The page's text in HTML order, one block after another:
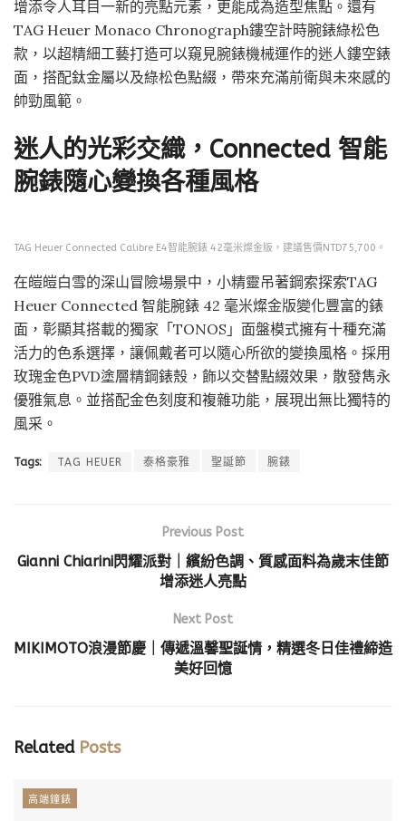
增添令人耳目一新的亮點元素，更能成為造型焦點。還有
TAG Heuer Monaco Chronograph鏤空計時腕錶綠松色
款，以超精細工藝打造可以窺見腕錶機械運作的迷人鏤空錶
面，搭配鈦金屬以及綠松色點綴，帶來充滿前衛與未來感的
帥勁風範。
迷人的光彩交織，Connected 智能
腕錶隨心變換各種風格
TAG Heuer Connected Calibre E4智能腕錶 42毫米燦金版，建議售價NTD75,700。
在皚皚白雪的深山冒險場景中，小精靈吊著鋼索探索TAG
Heuer Connected 智能腕錶 42 毫米燦金版變化豐富的錶
面，彰顯其搭載的獨家「TONOS」面盤模式擁有十種充滿
活力的色系選擇，讓佩戴者可以隨心所欲的變換風格。採用
玫瑰金色PVD塗層精鋼錶殼，飾以交替點綴效果，散發雋永
優雅氣息。並搭配金色刻度和複雜功能，展現出無比獨特的
風采。
Tags: TAG HEUER 泰格豪雅 聖誕節 腕錶
Previous Post
Gianni Chiarini閃耀派對｜繽紛色調、質感面料為歲末佳節
增添迷人亮點
Next Post
MIKIMOTO浪漫節慶｜傳遞溫馨聖誕情，精選冬日佳禮締造
美好回憶
RelatedPosts
高端鐘錶